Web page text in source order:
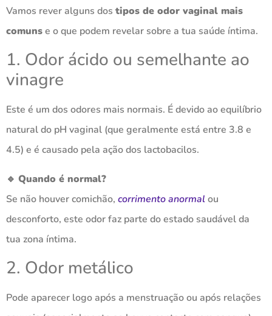
Vamos rever alguns dos tipos de odor vaginal mais
comunse o que podem revelar sobre a tua saúde íntima.
1. Odor ácido ou semelhante ao
vinagre
Este é um dos odores mais normais. É devido ao equilíbrio
natural do pH vaginal (que geralmente está entre 3.8 e
4.5) e é causado pela ação dos lactobacilos.
🔹 Quando é normal?
Se não houver comichão, corrimento anormalou
desconforto, este odor faz parte do estado saudável da
tua zona íntima.
2. Odor metálico
Pode aparecer logo após a menstruação ou após relações